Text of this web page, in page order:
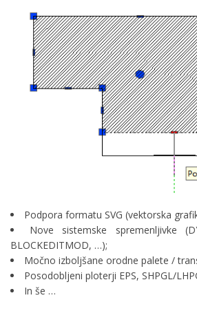
Podpora formatu SVG (vektorska
Nove sistemske spremenljivke
BLOCKEDITMOD, …);
Močno izboljšane orodne palete /
Posodobljeni ploterji EPS, SHPGL/
In še …